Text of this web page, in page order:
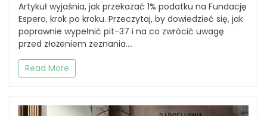
Artykuł wyjaśnia, jak przekazać 1% podatku na Fundację
Espero, krok po kroku. Przeczytaj, by dowiedzieć się, jak
poprawnie wypełnić pit-37 i na co zwrócić uwagę
przed złożeniem zeznania....
Read More